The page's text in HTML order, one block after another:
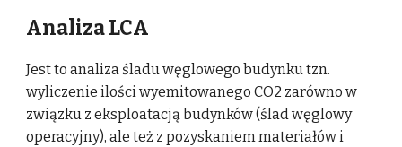
Analiza LCA
Jest to analiza śladu węglowego budynku tzn.
wyliczenie ilości wyemitowanego CO2 zarówno w
związku z eksploatacją budynków (ślad węglowy
operacyjny), ale też z pozyskaniem materiałów i